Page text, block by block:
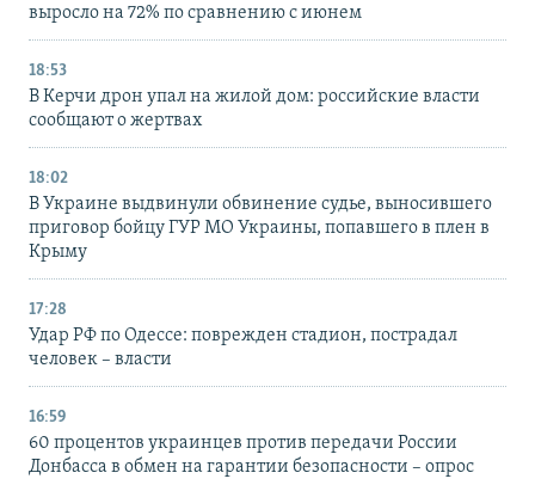
выросло на 72% по сравнению с июнем
18:53
В Керчи дрон упал на жилой дом: российские власти
сообщают о жертвах
18:02
В Украине выдвинули обвинение судье, выносившего
приговор бойцу ГУР МО Украины, попавшего в плен в
Крыму
17:28
Удар РФ по Одессе: поврежден стадион, пострадал
человек – власти
16:59
60 процентов украинцев против передачи России
Донбасса в обмен на гарантии безопасности – опрос